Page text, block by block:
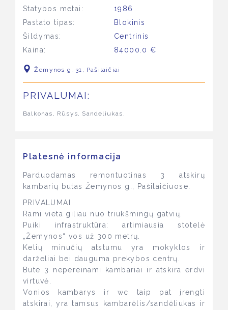
Statybos metai:
1986
Pastato tipas:
Blokinis
Šildymas:
Centrinis
Kaina:
84000.0 €
Žemynos g. 31, Pašilaičiai
PRIVALUMAI:
Balkonas, Rūsys, Sandėliukas,
Platesnė informacija
Parduodamas remontuotinas 3 atskirų
kambarių butas Žemynos g., Pašilaičiuose.
PRIVALUMAI
Rami vieta giliau nuo triukšmingų gatvių.
Puiki infrastruktūra: artimiausia stotelė
„Žemynos“ vos už 300 metrų.
Kelių minučių atstumu yra mokyklos ir
darželiai bei dauguma prekybos centrų.
Bute 3 nepereinami kambariai ir atskira erdvi
virtuvė.
Vonios kambarys ir wc taip pat įrengti
atskirai, yra tamsus kambarėlis/sandėliukas ir